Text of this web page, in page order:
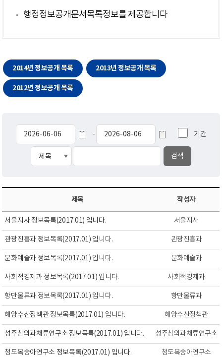
행정정보공개문서목록정보를 제공합니다
2014년 정보공개 목록 2013년 정보공개 목록
2012년 정보공개 목록
- 기간
제목 작성자
서울지사 정보목록(2017.01) 입니다. 서울지사
관광진흥과 정보목록(2017.01) 입니다. 관광진흥과
문화예술과 정보목록(2017.01) 입니다. 문화예술과
사회적경제과 정보목록(2017.01) 입니다. 사회적경제과
항만물류과 정보목록(2017.01) 입니다. 항만물류과
해양수산정책관 정보목록(2017.01) 입니다. 해양수산정책관
성주참외과채류연구소 정보목록(2017.01) 입니다. 성주참외과채류연구소
청도복숭아연구소 정보목록(2017.01) 입니다. 청도복숭아연구소